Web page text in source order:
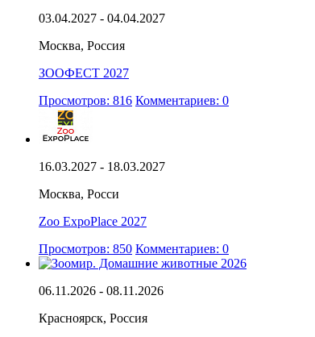
03.04.2027 - 04.04.2027
Москва, Россия
ЗООФЕСТ 2027
Просмотров: 816 Комментариев: 0
16.03.2027 - 18.03.2027
Москва, Росси
Zoo ExpoPlace 2027
Просмотров: 850 Комментариев: 0
06.11.2026 - 08.11.2026
Красноярск, Россия